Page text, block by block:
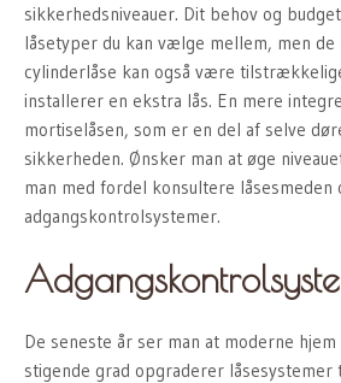
sikkerhedsniveauer. Dit behov og
låsetyper du kan vælge mellem, men de
cylinderlåse kan også være
installerer en ekstra lås. En mere
mortiselåsen, som er en del af selve
sikkerheden. Ønsker man at øge
man med fordel konsultere låsesmeden
adgangskontrolsystemer.
De seneste år ser man at moderne
stigende grad opgraderer